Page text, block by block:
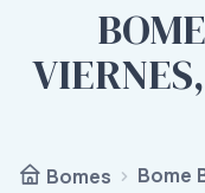
Bomes
Bome